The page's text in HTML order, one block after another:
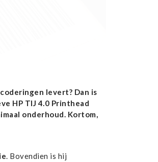
levert? Dan is
HP TIJ 4.0 Printhead
onderhoud. Kortom,
. Bovendien is hij